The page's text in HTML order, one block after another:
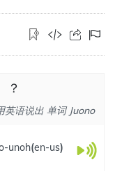
？
英语说出 单词 Juono
unoh(en-us)